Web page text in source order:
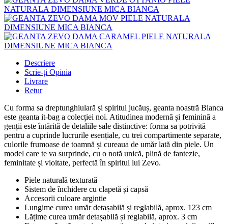
Descriere
Scrie-ți Opinia
Livrare
Retur
Cu forma sa dreptunghiulară și spiritul jucăuș, geanta noastră Bianca
este geanta it-bag a colecției noi. Atitudinea modernă și feminină a
genții este întărită de detaliile sale distinctive: forma sa potrivită
pentru a cuprinde lucrurile esențiale, cu trei compartimente separate,
culorile frumoase de toamnă și cureaua de umăr lată din piele. Un
model care te va surprinde, cu o notă unică, plină de fantezie,
feminitate și vioitate, perfectă în spiritul lui Zevo.
Piele naturală texturată
Sistem de închidere cu clapetă și capsă
Accesorii culoare argintie
Lungime curea umăr detașabilă și reglabilă, aprox. 123 cm
Lățime curea umăr detașabilă și reglabilă, aprox. 3 cm